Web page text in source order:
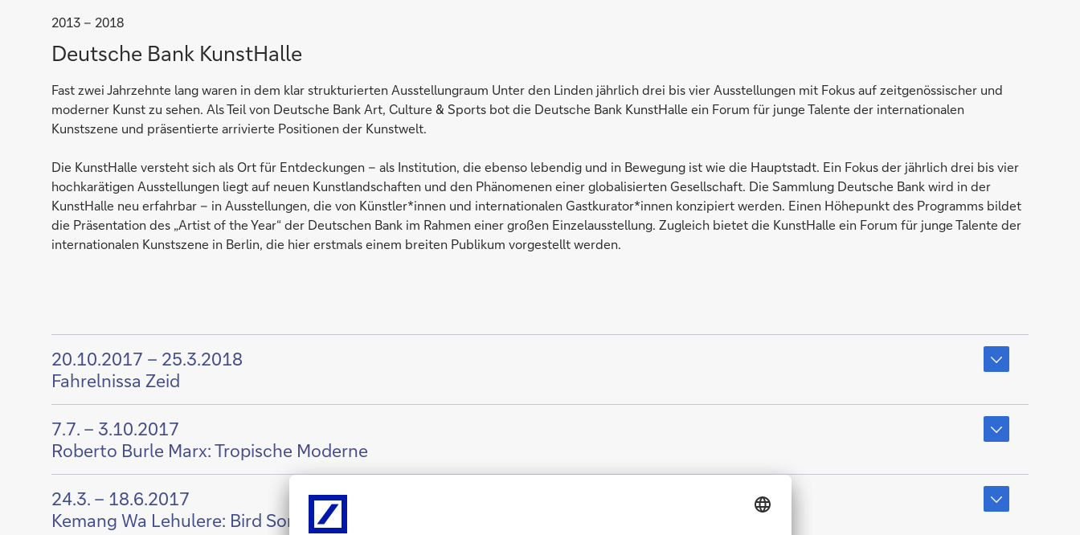
2013 – 2018
Deutsche Bank KunstHalle
Fast zwei Jahrzehnte lang waren in dem klar strukturierten Ausstellungraum Unter den Linden jährlich drei bis vier Ausstellungen mit Fokus auf zeitgenössischer und
moderner Kunst zu sehen. Als Teil von Deutsche Bank Art, Culture & Sports bot die Deutsche Bank KunstHalle ein Forum für junge Talente der internationalen
Kunstszene und präsentierte arrivierte Positionen der Kunstwelt.
Die KunstHalle versteht sich als Ort für Entdeckungen – als Institution, die ebenso lebendig und in Bewegung ist wie die Hauptstadt. Ein Fokus der jährlich drei bis vier
hochkarätigen Ausstellungen liegt auf neuen Kunstlandschaften und den Phänomenen einer globalisierten Gesellschaft. Die Sammlung Deutsche Bank wird in der
KunstHalle neu erfahrbar – in Ausstellungen, die von Künstler*innen und internationalen Gastkurator*innen konzipiert werden. Einen Höhepunkt des Programms bildet
die Präsentation des „Artist of the Year“ der Deutschen Bank im Rahmen einer großen Einzelausstellung. Zugleich bietet die KunstHalle ein Forum für junge Talente der
internationalen Kunstszene in Berlin, die hier erstmals einem breiten Publikum vorgestellt werden.
Zeige
Inhalt
von
20.10.2017 – 25.3.2018
Fahrelnissa Zeid
Zeige
Inhalt
von
7.7. – 3.10.2017
Roberto Burle Marx: Tropische Moderne
Zeige
Inhalt
von
24.3. – 18.6.2017
Kemang Wa Lehulere: Bird Song – Deutsche Bank „Artist of the Year“ 2017